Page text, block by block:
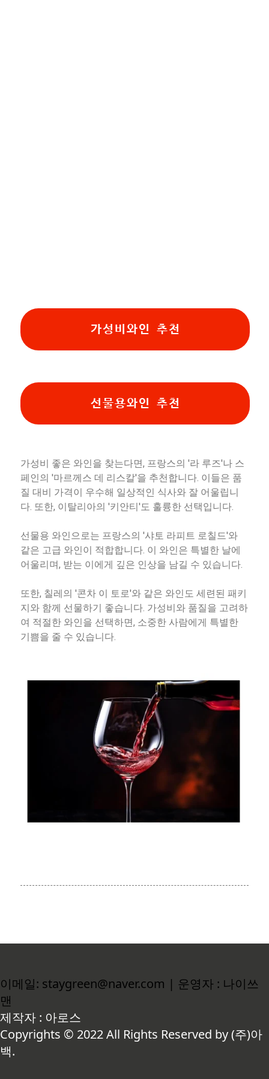
가성비와인 추천
선물용와인 추천
가성비 좋은 와인을 찾는다면, 프랑스의 '라 루즈'나 스
페인의 '마르께스 데 리스칼'을 추천합니다. 이들은 품
질 대비 가격이 우수해 일상적인 식사와 잘 어울립니
다. 또한, 이탈리아의 '키안티'도 훌륭한 선택입니다.
선물용 와인으로는 프랑스의 '샤토 라피트 로칠드'와
같은 고급 와인이 적합합니다. 이 와인은 특별한 날에
어울리며, 받는 이에게 깊은 인상을 남길 수 있습니다.
또한, 칠레의 '콘차 이 토로'와 같은 와인도 세련된 패키
지와 함께 선물하기 좋습니다. 가성비와 품질을 고려하
여 적절한 와인을 선택하면, 소중한 사람에게 특별한
기쁨을 줄 수 있습니다.
이메일: staygreen@naver.com | 운영자 : 나이쓰
맨
제작자 : 아로스
Copyrights © 2022 All Rights Reserved by (주)아
백.